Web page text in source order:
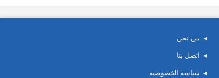
من نحن
اتصل بنا
سياسة الخصوصية